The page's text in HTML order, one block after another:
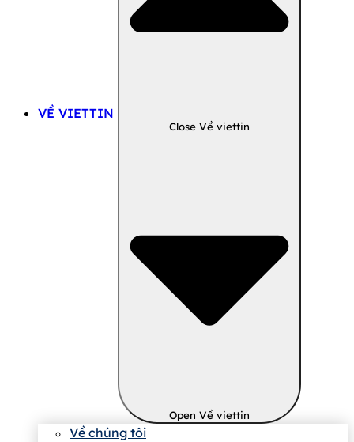
VỀ VIETTIN
Close Về viettin
Open Về viettin
Về chúng tôi